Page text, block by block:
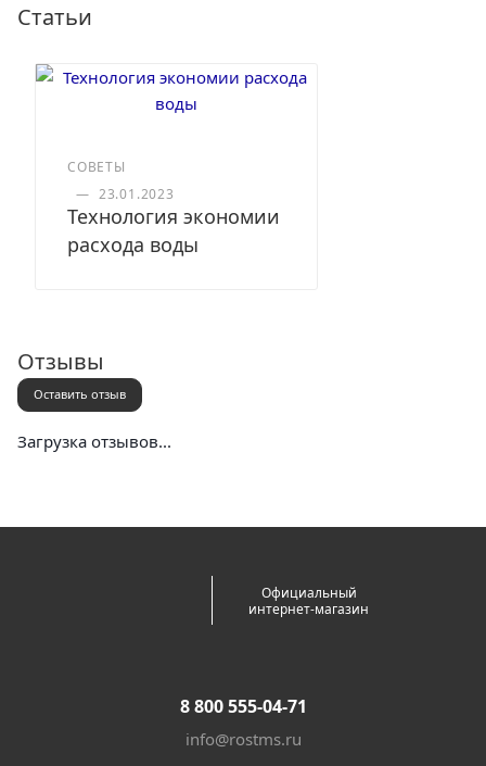
Статьи
СОВЕТЫ
— 23.01.2023
Технология экономии
расхода воды
Отзывы
Оставить отзыв
Загрузка отзывов...
Официальный
интернет-магазин
8 800 555-04-71
info@rostms.ru